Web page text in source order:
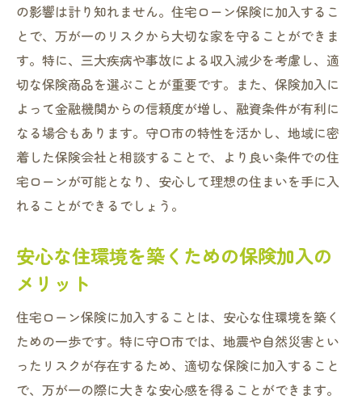
の影響は計り知れません。住宅ローン保険に加入するこ
とで、万が一のリスクから大切な家を守ることができま
す。特に、三大疾病や事故による収入減少を考慮し、適
切な保険商品を選ぶことが重要です。また、保険加入に
よって金融機関からの信頼度が増し、融資条件が有利に
なる場合もあります。守口市の特性を活かし、地域に密
着した保険会社と相談することで、より良い条件での住
宅ローンが可能となり、安心して理想の住まいを手に入
れることができるでしょう。
安心な住環境を築くための保険加入の
メリット
住宅ローン保険に加入することは、安心な住環境を築く
ための一歩です。特に守口市では、地震や自然災害とい
ったリスクが存在するため、適切な保険に加入すること
で、万が一の際に大きな安心感を得ることができます。